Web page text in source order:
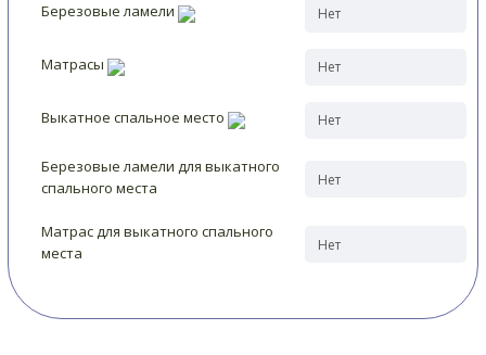
Березовые ламели
Матрасы
Выкатное спальное место
Березовые ламели для выкатного
спального места
Матрас для выкатного спального
места